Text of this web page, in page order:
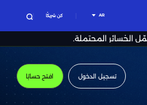
AR كن شريكًا
الخسائر المحتملة.
تسجيل الدخول افتح حسابًا